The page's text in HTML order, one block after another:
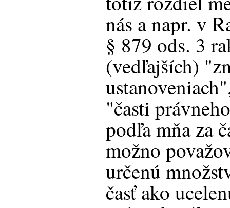
nás a napr. v
§ 879 ods. 3
(vedľajších)
"časti
podľa mňa za
možno
určenú
časť ako